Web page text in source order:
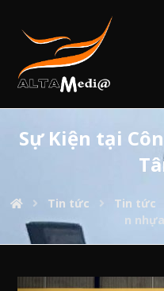
Sự Kiện tại
Tin tức Tin tức
n